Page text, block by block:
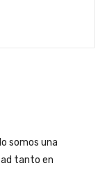
somos una
tanto en